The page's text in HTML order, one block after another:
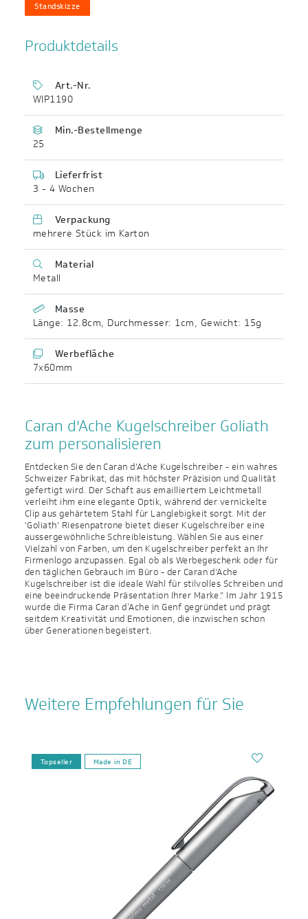
Standskizze
Produktdetails
Art.-Nr.
WIP1190
Min.-Bestellmenge
25
Lieferfrist
3 - 4 Wochen
Verpackung
mehrere Stück im Karton
Material
Metall
Masse
Länge: 12.8cm, Durchmesser: 1cm, Gewicht: 15g
Werbefläche
7x60mm
Caran d'Ache Kugelschreiber Goliath
zum personalisieren
Entdecken Sie den Caran d'Ache Kugelschreiber - ein wahres
Schweizer Fabrikat, das mit höchster Präzision und Qualität
gefertigt wird. Der Schaft aus emailliertem Leichtmetall
verleiht ihm eine elegante Optik, während der vernickelte
Clip aus gehärtetem Stahl für Langlebigkeit sorgt. Mit der
'Goliath' Riesenpatrone bietet dieser Kugelschreiber eine
aussergewöhnliche Schreibleistung. Wählen Sie aus einer
Vielzahl von Farben, um den Kugelschreiber perfekt an Ihr
Firmenlogo anzupassen. Egal ob als Werbegeschenk oder für
den täglichen Gebrauch im Büro - der Caran d'Ache
Kugelschreiber ist die ideale Wahl für stilvolles Schreiben und
eine beeindruckende Präsentation Ihrer Marke." Im Jahr 1915
wurde die Firma Caran d’Ache in Genf gegründet und prägt
seitdem Kreativität und Emotionen, die inzwischen schon
über Generationen begeistert.
Weitere Empfehlungen für Sie
Topseller Made in DE